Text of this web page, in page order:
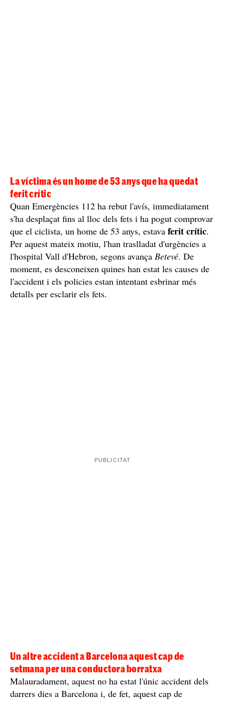
La víctima és un home de 53 anys que ha quedat
ferit crític
Quan Emergències 112 ha rebut l'avís, immediatament
s'ha desplaçat fins al lloc dels fets i ha pogut comprovar
que el ciclista, un home de 53 anys, estava ferit crític.
Per aquest mateix motiu, l'han traslladat d'urgències a
l'hospital Vall d'Hebron, segons avança Betevé. De
moment, es desconeixen quines han estat les causes de
l'accident i els policies estan intentant esbrinar més
detalls per esclarir els fets.
Un altre accident a Barcelona aquest cap de
setmana per una conductora borratxa
Malauradament, aquest no ha estat l'únic accident dels
darrers dies a Barcelona i, de fet, aquest cap de